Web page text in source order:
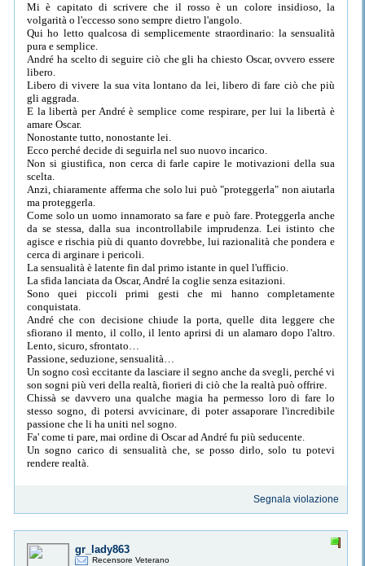
Mi è capitato di scrivere che il rosso è un colore insidioso, la
volgarità o l'eccesso sono sempre dietro l'angolo.
Qui ho letto qualcosa di semplicemente straordinario: la sensualità
pura e semplice.
André ha scelto di seguire ciò che gli ha chiesto Oscar, ovvero essere
libero.
Libero di vivere la sua vita lontano da lei, libero di fare ciò che più
gli aggrada.
E la libertà per André è semplice come respirare, per lui la libertà è
amare Oscar.
Nonostante tutto, nonostante lei.
Ecco perché decide di seguirla nel suo nuovo incarico.
Non si giustifica, non cerca di farle capire le motivazioni della sua
scelta.
Anzi, chiaramente afferma che solo lui può "proteggerla" non aiutarla
ma proteggerla.
Come solo un uomo innamorato sa fare e può fare. Proteggerla anche
da se stessa, dalla sua incontrollabile imprudenza. Lei istinto che
agisce e rischia più di quanto dovrebbe, lui razionalità che pondera e
cerca di arginare i pericoli.
La sensualità è latente fin dal primo istante in quel l'ufficio.
La sfida lanciata da Oscar, André la coglie senza esitazioni.
Sono quei piccoli primi gesti che mi hanno completamente
conquistata.
André che con decisione chiude la porta, quelle dita leggere che
sfiorano il mento, il collo, il lento aprirsi di un alamaro dopo l'altro.
Lento, sicuro, sfrontato…
Passione, seduzione, sensualità…
Un sogno così eccitante da lasciare il segno anche da svegli, perché vi
son sogni più veri della realtà, fiorieri di ciò che la realtà può offrire.
Chissà se davvero una qualche magia ha permesso loro di fare lo
stesso sogno, di potersi avvicinare, di poter assaporare l'incredibile
passione che li ha uniti nel sogno.
Fa' come ti pare, mai ordine di Oscar ad André fu più seducente.
Un sogno carico di sensualità che, se posso dirlo, solo tu potevi
rendere realtà.
Segnala violazione
gr_lady863
Recensore Veterano